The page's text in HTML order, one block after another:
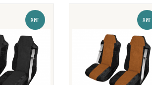
ХИТ ХИТ